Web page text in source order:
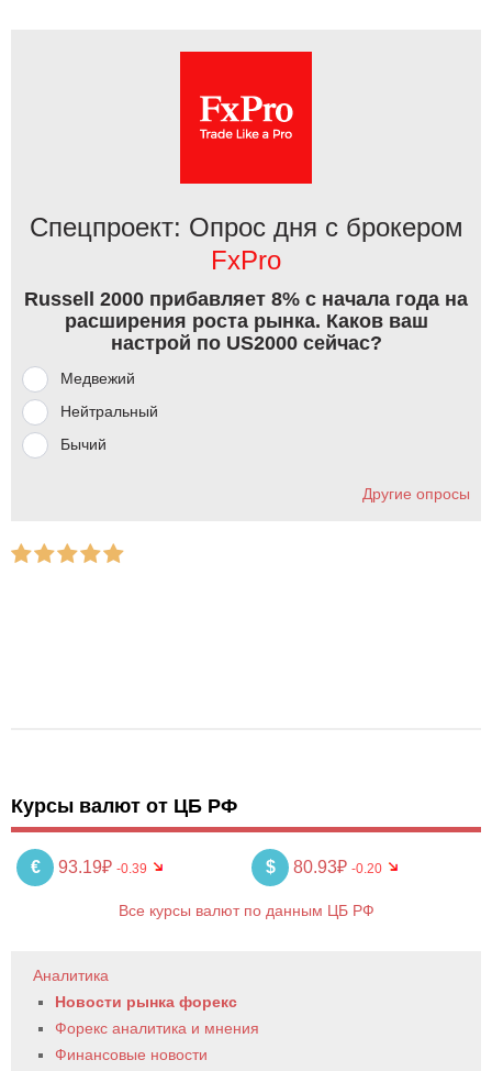
Спецпроект: Опрос дня с брокером
FxPro
Russell 2000 прибавляет 8% с начала года на
расширения роста рынка. Каков ваш
настрой по US2000 сейчас?
Медвежий
Нейтральный
Бычий
Другие опросы
Курсы валют от ЦБ РФ
€ 93.19₽ -0.39 $ 80.93₽ -0.20
Все курсы валют по данным ЦБ РФ
Аналитика
Новости рынка форекс
Форекс аналитика и мнения
Финансовые новости